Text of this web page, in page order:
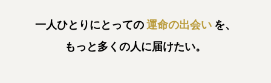
一人ひとりにとっての運命の出会い を、
もっと多くの人に届けたい。